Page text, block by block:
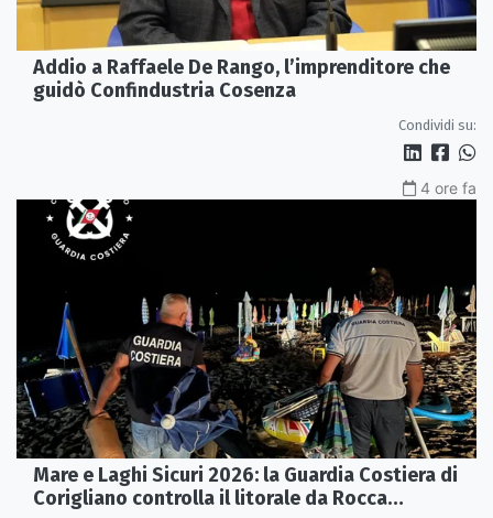
Addio a Raffaele De Rango, l’imprenditore che
guidò Confindustria Cosenza
Condividi su:
4 ore fa
Mare e Laghi Sicuri 2026: la Guardia Costiera di
Corigliano controlla il litorale da Rocca